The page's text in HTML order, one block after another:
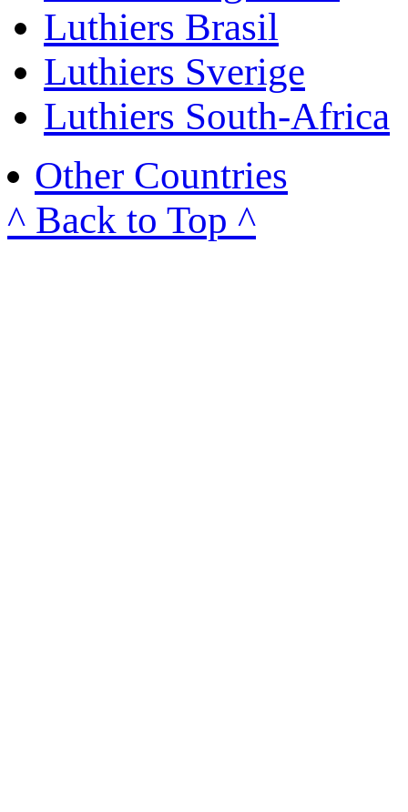
Luthiers Brasil
Luthiers Sverige
Luthiers South-Africa
Other Countries
^ Back to Top ^